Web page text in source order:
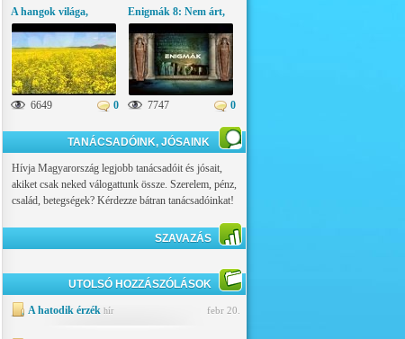
A hangok világa,
ezoterikus látványfilm
6649 0
Enigmák 8: Nem árt,
ha tudod!
7747 0
TANÁCSADÓINK, JÓSAINK
Hívja Magyarország legjobb tanácsadóit és jósait,
akiket csak neked válogattunk össze. Szerelem, pénz,
család, betegségek? Kérdezze bátran tanácsadóinkat!
SZAVAZÁS
UTOLSÓ HOZZÁSZÓLÁSOK
A hatodik érzék hír febr 20.